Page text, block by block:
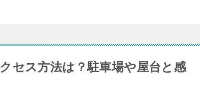
セス方法は？駐車場や屋台と感